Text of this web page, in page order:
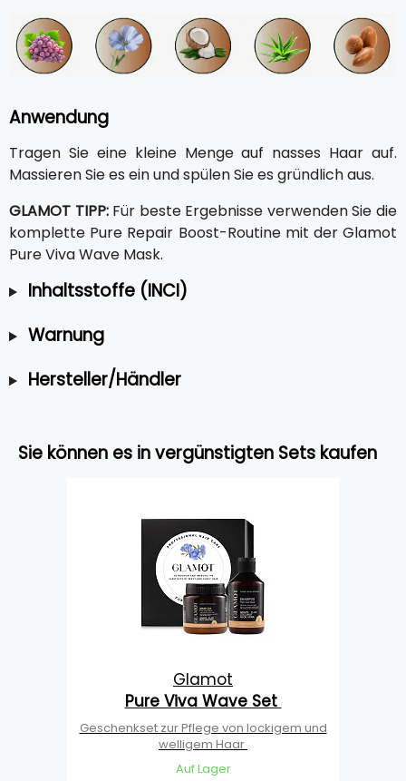
Anwendung
Tragen Sie eine kleine Menge auf nasses Haar auf.
Massieren Sie es ein und spülen Sie es gründlich aus.
GLAMOT TIPP:Für beste Ergebnisse verwenden Sie die
komplette Pure Repair Boost-Routine mit der Glamot
Pure Viva Wave Mask.
Inhaltsstoffe (INCI)
Warnung
Hersteller/Händler
Sie können es in vergünstigten Sets kaufen
Glamot
Pure Viva Wave Set
Geschenkset zur Pflege von lockigem und
welligem Haar
Auf Lager